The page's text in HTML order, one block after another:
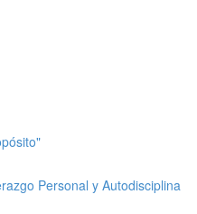
Personal y Autodisciplina